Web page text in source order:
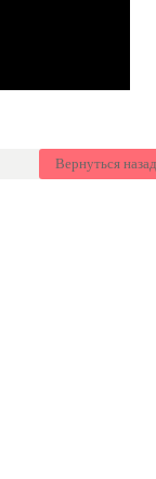
Вернуться